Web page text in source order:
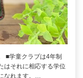
■学童クラブは4年制
はそれに相応する学位
なれます。…